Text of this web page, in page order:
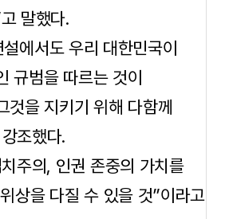
말했다.
에서도 우리 대한민국이
규범을 따르는 것이
것을 지키기 위해 다함께
조했다.
주의, 인권 존중의 가치를
상을 다질 수 있을 것”이라고